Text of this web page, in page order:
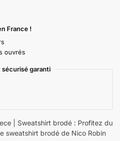
France !
ouvrés
sécurisé garanti
| Sweatshirt brodé : Profitez du
sweatshirt brodé de Nico Robin